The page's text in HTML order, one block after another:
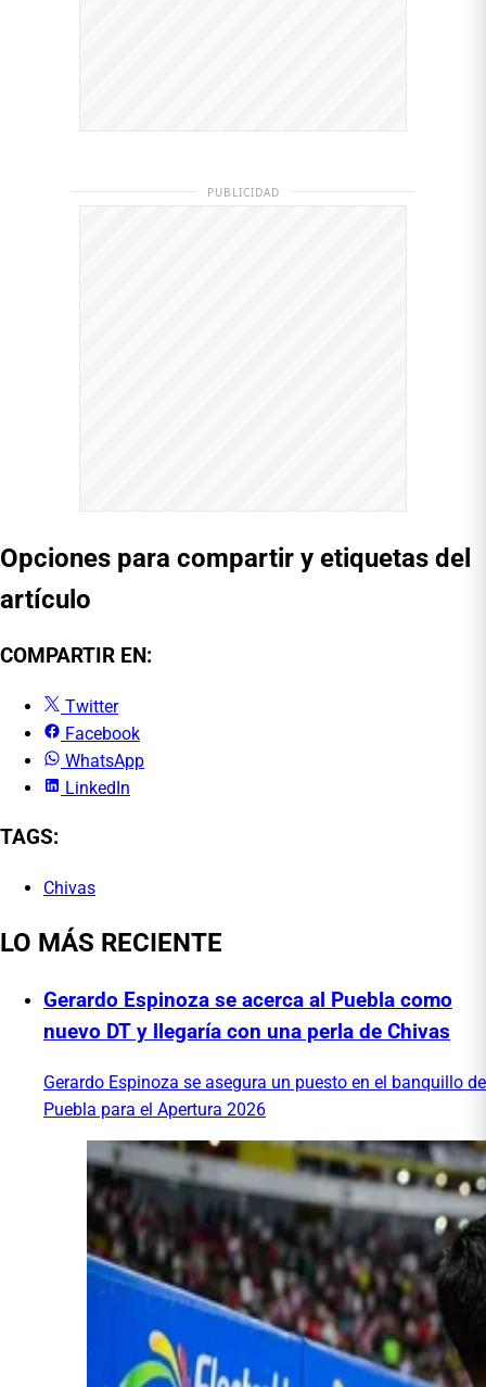
PUBLICIDAD
Opciones para compartir y etiquetas del
artículo
COMPARTIR EN:
Twitter
Facebook
WhatsApp
LinkedIn
TAGS:
Chivas
LO MÁS RECIENTE
Gerardo Espinoza se acerca al Puebla como
nuevo DT y llegaría con una perla de Chivas
Gerardo Espinoza se asegura un puesto en el banquillo de
Puebla para el Apertura 2026